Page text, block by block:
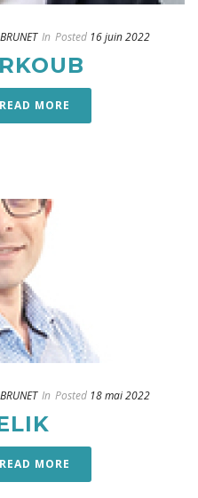
In Posted 16 juin 2022
READ MORE
In Posted 18 mai 2022
READ MORE